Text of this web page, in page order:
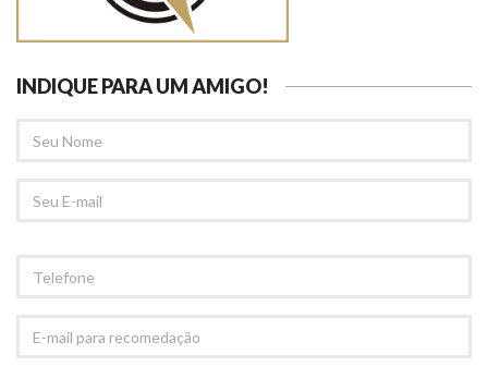
INDIQUE PARA UM AMIGO!
NOME
EMAIL
MAIL